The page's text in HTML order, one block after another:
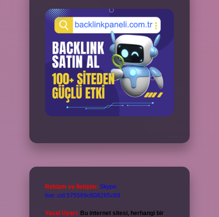
Reklam ve İletişim: Skype:
live:.cid.575569c608265c69
Yasal Uyarı: Bu internet sitesi, herhangi bir